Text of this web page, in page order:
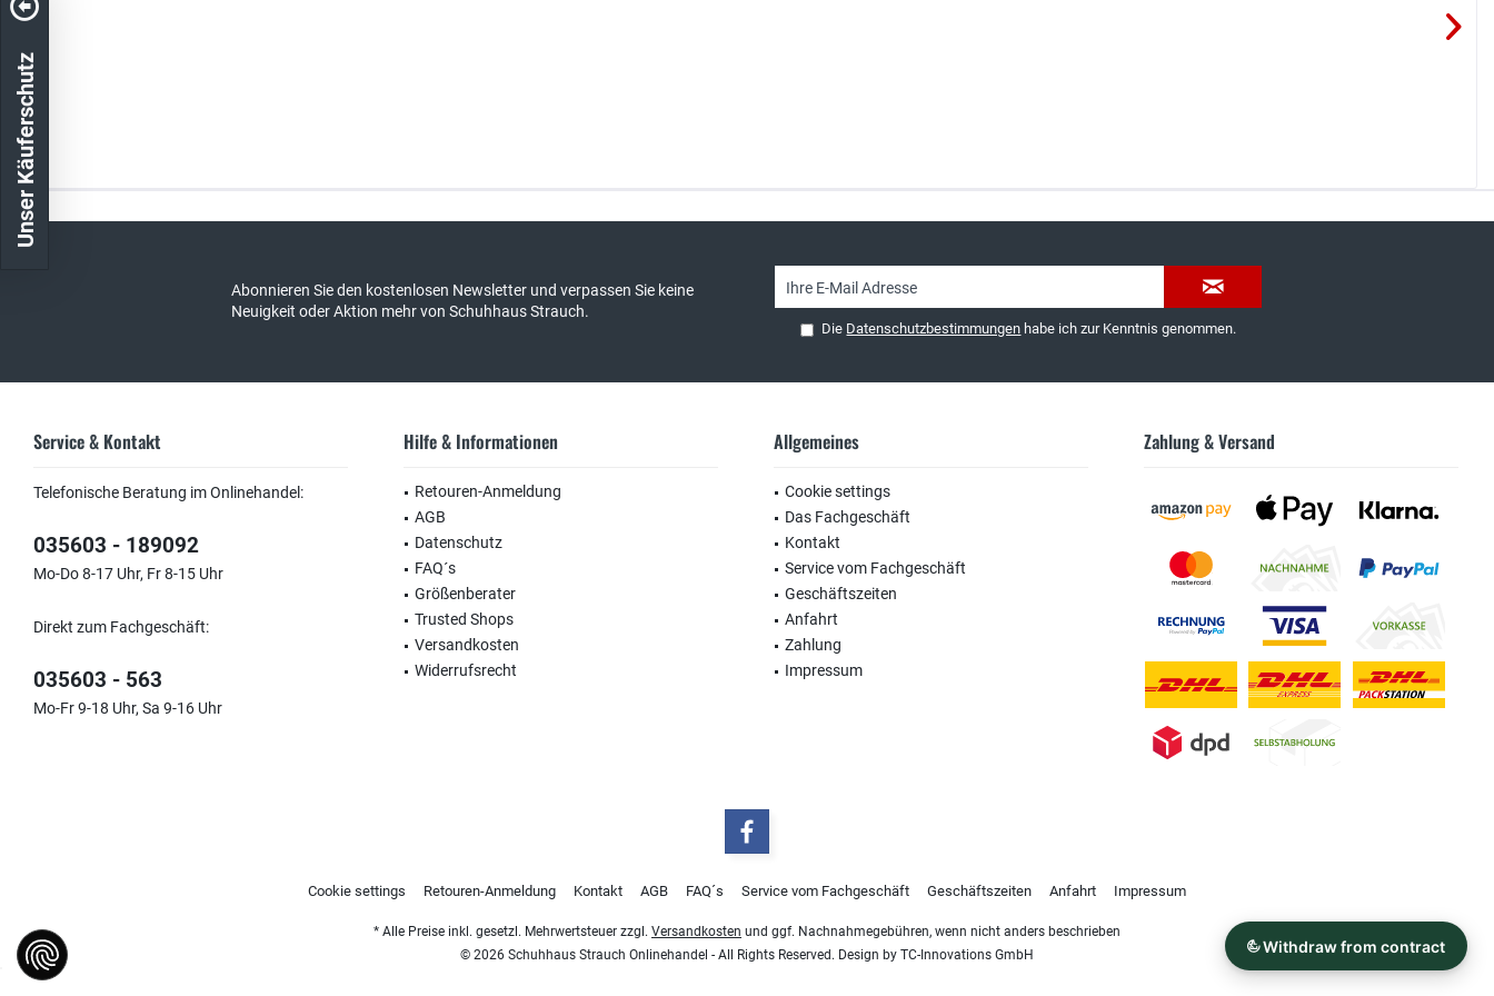
Abonnieren Sie den kostenlosen Newsletter und verpassen Sie keine
Neuigkeit oder Aktion mehr von Schuhhaus Strauch.
Die Datenschutzbestimmungen habe ich zur Kenntnis genommen.
Service & Kontakt
Telefonische Beratung im Onlinehandel:
035603 - 189092
Mo-Do 8-17 Uhr, Fr 8-15 Uhr
Direkt zum Fachgeschäft:
035603 - 563
Mo-Fr 9-18 Uhr, Sa 9-16 Uhr
Hilfe & Informationen
Retouren-Anmeldung
AGB
Datenschutz
FAQ´s
Größenberater
Trusted Shops
Versandkosten
Widerrufsrecht
Allgemeines
Cookie settings
Das Fachgeschäft
Kontakt
Service vom Fachgeschäft
Geschäftszeiten
Anfahrt
Zahlung
Impressum
Zahlung & Versand
Cookie settings Retouren-Anmeldung Kontakt AGB FAQ´s Service vom Fachgeschäft Geschäftszeiten Anfahrt Impressum
* Alle Preise inkl. gesetzl. Mehrwertsteuer zzgl. Versandkosten und ggf. Nachnahmegebühren, wenn nicht anders beschrieben
© 2026 Schuhhaus Strauch Onlinehandel - All Rights Reserved. Design by TC-Innovations GmbH
Unser Käuferschutz